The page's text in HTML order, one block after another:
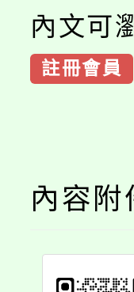
內文可
註冊會員
內容附